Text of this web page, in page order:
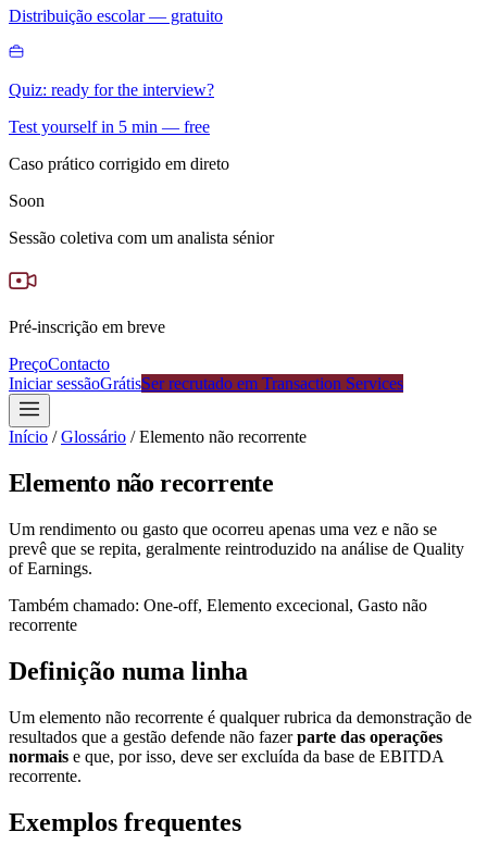
Distribuição escolar — gratuito
Quiz: ready for the interview?
Test yourself in 5 min — free
Caso prático corrigido em direto
Soon
Sessão coletiva com um analista sénior
Pré-inscrição em breve
PreçoContacto
Iniciar sessãoGrátisSer recrutado em Transaction Services
Início /Glossário /Elemento não recorrente
Elemento não recorrente
Um rendimento ou gasto que ocorreu apenas uma vez e não se
prevê que se repita, geralmente reintroduzido na análise de Quality
of Earnings.
Também chamado: One-off, Elemento excecional, Gasto não
recorrente
Definição numa linha
Um elemento não recorrente é qualquer rubrica da demonstração de
resultados que a gestão defende não fazerparte das operações
normais e que, por isso, deve ser excluída da base de EBITDA
recorrente.
Exemplos frequentes